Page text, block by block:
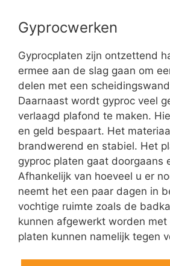
Gyprocwerken
Gyprocplaten zijn ontzettend
ermee aan de slag gaan om
delen met een
Daarnaast wordt gyproc veel
verlaagd plafond te maken.
en geld bespaart. Het
brandwerend en stabiel. Het
gyproc platen gaat doorgaans
Afhankelijk van hoeveel u er
neemt het een paar dagen in
vochtige ruimte zoals de
kunnen afgewerkt worden met
platen kunnen namelijk tegen